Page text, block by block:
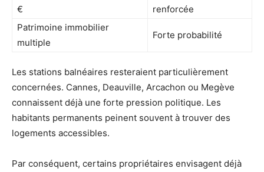
€
renforcée
Patrimoine immobilier
multiple
Forte probabilité
Les stations balnéaires resteraient particulièrement
concernées. Cannes, Deauville, Arcachon ou Megève
connaissent déjà une forte pression politique. Les
habitants permanents peinent souvent à trouver des
logements accessibles.
Par conséquent, certains propriétaires envisagent déjà